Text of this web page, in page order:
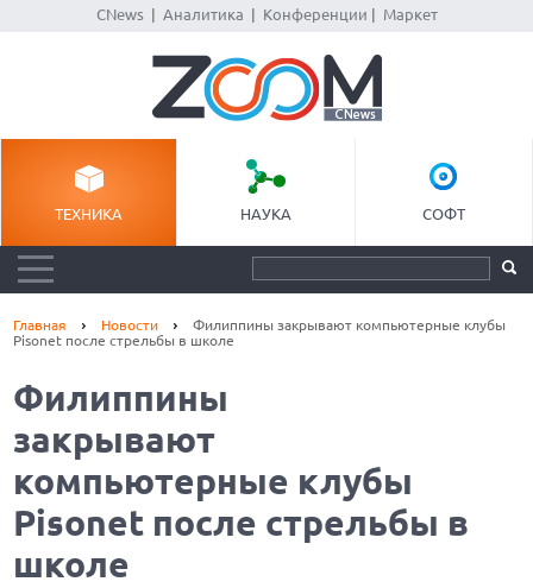
CNews| Аналитика Конференции Маркет
ТЕХНИКА НАУКА СОФТ
Главная Новости
Филиппины закрывают компьютерные клубы
Pisonet после стрельбы в школе
Филиппины
закрывают
компьютерные клубы
Pisonet после стрельбы в
школе